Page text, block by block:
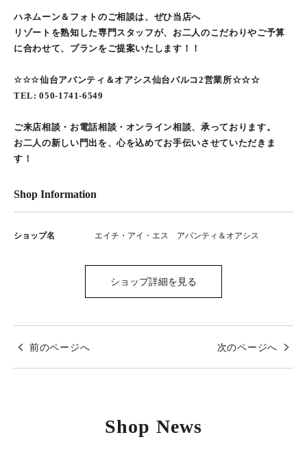
ハネムーン＆フォトのご相談は、ぜひ当店へ
リゾートを熟知した専門スタッフが、お二人のこだわりやご予算
に合わせて、プランをご提案いたします！！
☆☆☆仙台アバンティ＆オアシス仙台パルコ2営業所☆☆☆
TEL: 050-1741-6549
ご来店相談・お電話相談・オンライン相談、承っております。
お二人の新しい門出を、心を込めてお手伝いさせていただきま
す！
Shop Information
ショップ名 エイチ・アイ・エス アバンティ＆オアシス
ショップ詳細を見る
前のページへ 次のページへ
Shop News